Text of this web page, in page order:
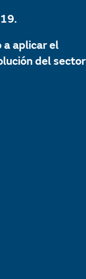
a aplicar el
del sector